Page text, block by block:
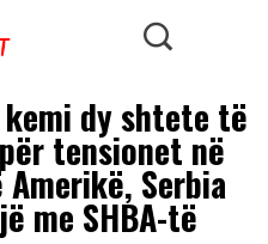
kemi dy shtete të
tensionet në
Serbia
me SHBA-të